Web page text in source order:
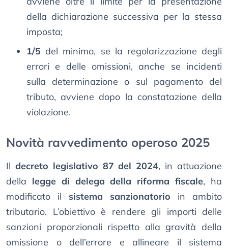
della dichiarazione successiva per la stessa
imposta;
1/5 del minimo, se la regolarizzazione degli
errori e delle omissioni, anche se incidenti
sulla determinazione o sul pagamento del
tributo, avviene dopo la constatazione della
violazione.
Novità ravvedimento operoso 2025
Il decreto legislativo 87 del 2024, in attuazione
della legge di delega della riforma fiscale, ha
modificato il sistema sanzionatorio in ambito
tributario. L’obiettivo è rendere gli importi delle
sanzioni proporzionali rispetto alla gravità della
omissione o dell’errore e allineare il sistema